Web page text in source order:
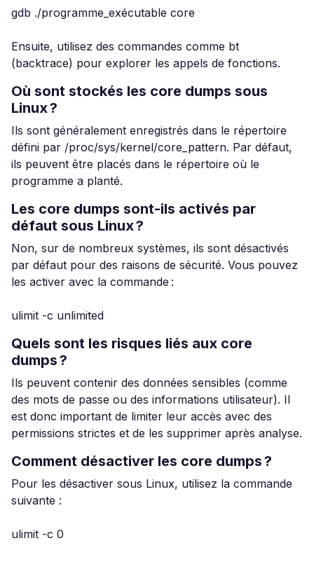
gdb ./programme_exécutable core
Ensuite, utilisez des commandes comme bt
(backtrace) pour explorer les appels de fonctions.
Où sont stockés les core dumps sous
Linux ?
Ils sont généralement enregistrés dans le répertoire
défini par /proc/sys/kernel/core_pattern. Par défaut,
ils peuvent être placés dans le répertoire où le
programme a planté.
Les core dumps sont-ils activés par
défaut sous Linux ?
Non, sur de nombreux systèmes, ils sont désactivés
par défaut pour des raisons de sécurité. Vous pouvez
les activer avec la commande :
ulimit -c unlimited
Quels sont les risques liés aux core
dumps ?
Ils peuvent contenir des données sensibles (comme
des mots de passe ou des informations utilisateur). Il
est donc important de limiter leur accès avec des
permissions strictes et de les supprimer après analyse.
Comment désactiver les core dumps ?
Pour les désactiver sous Linux, utilisez la commande
suivante :
ulimit -c 0